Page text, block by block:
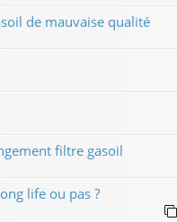
de mauvaise qualité
filtre gasoil
life ou pas ?